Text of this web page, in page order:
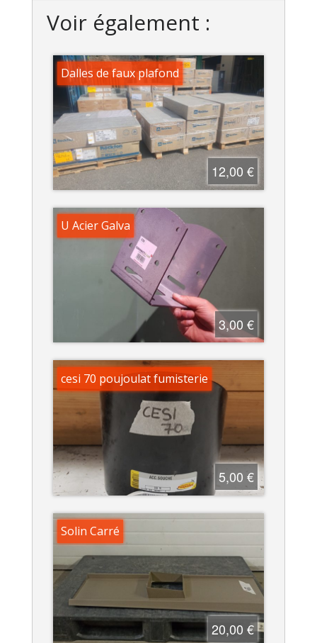
Voir également :
Dalles de faux plafond
12,00 €
U Acier Galva
3,00 €
cesi 70 poujoulat fumisterie
5,00 €
Solin Carré
20,00 €